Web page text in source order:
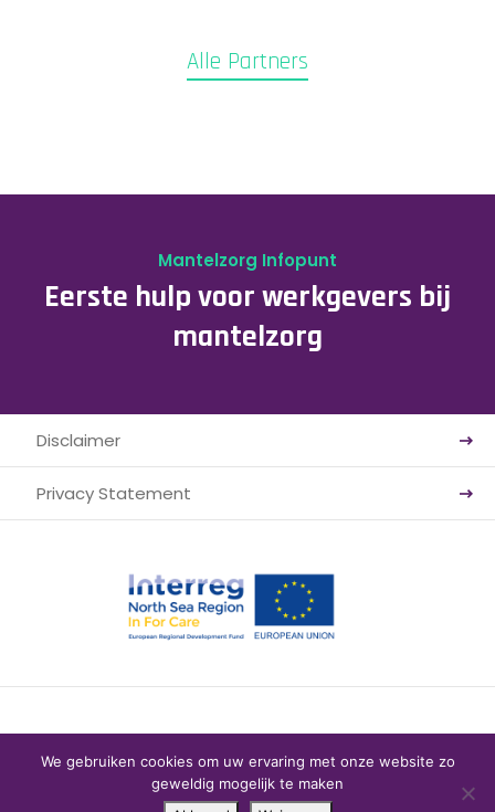
Alle Partners
Mantelzorg Infopunt
Eerste hulp voor werkgevers bij
mantelzorg
Disclaimer
Privacy Statement
© Mantelzorg infopunt Website: Webba
We gebruiken cookies om uw ervaring met onze website zo
geweldig mogelijk te maken